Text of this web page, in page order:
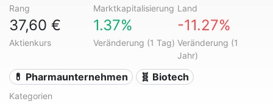
Rang Marktkapitalisierung Land
37,60 €
Aktienkurs
1.37%
Veränderung (1 Tag)
-11.27%
Veränderung (1
Jahr)
💊 Pharmaunternehmen 🧬 Biotech
Kategorien